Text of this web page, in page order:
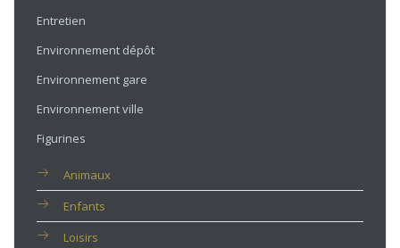
Entretien
Environnement dépôt
Environnement gare
Environnement ville
Figurines
Animaux
Enfants
Loisirs